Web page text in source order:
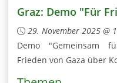
Graz: Demo "Für
29. November 2025 @
Demo "Gemeinsam
Frieden von Gaza über